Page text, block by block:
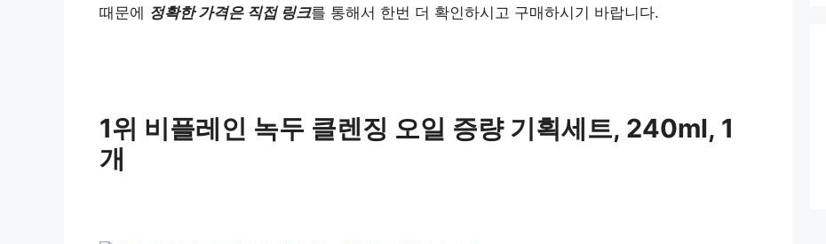
때문에 정확한 가격은 직접 링크를 통해서 한번 더 확인하시고 구매하시기 바랍니다.
1위 비플레인 녹두 클렌징 오일 증량 기획세트, 240ml, 1
개